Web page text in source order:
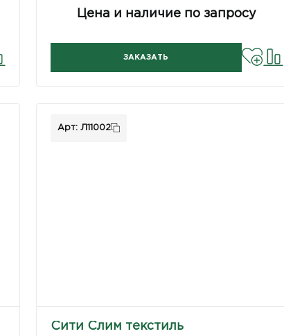
Цена и наличие по запросу
ЗАКАЗАТЬ
Арт: Л11002
Сити Слим текстиль